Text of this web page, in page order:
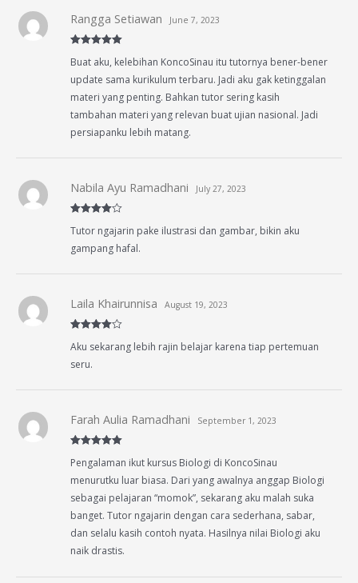
of 5
Rangga Setiawan June 7, 2023
Buat aku, kelebihan KoncoSinau itu tutornya bener-bener
update sama kurikulum terbaru. Jadi aku gak ketinggalan
materi yang penting. Bahkan tutor sering kasih
tambahan materi yang relevan buat ujian nasional. Jadi
persiapanku lebih matang.
out of 5
Nabila Ayu Ramadhani July 27, 2023
Tutor ngajarin pake ilustrasi dan gambar, bikin aku
gampang hafal.
out of 5
Laila Khairunnisa August 19, 2023
Aku sekarang lebih rajin belajar karena tiap pertemuan
seru.
of 5
Farah Aulia Ramadhani September 1, 2023
Pengalaman ikut kursus Biologi di KoncoSinau
menurutku luar biasa. Dari yang awalnya anggap Biologi
sebagai pelajaran “momok”, sekarang aku malah suka
banget. Tutor ngajarin dengan cara sederhana, sabar,
dan selalu kasih contoh nyata. Hasilnya nilai Biologi aku
naik drastis.